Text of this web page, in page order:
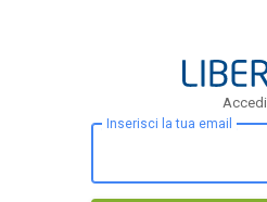
Accedi
Inserisci la tua email